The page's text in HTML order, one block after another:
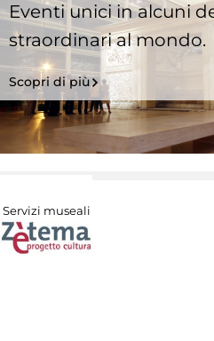
Eventi unici in alcuni
straordinari al mondo.
Scopri di più
Servizi museali